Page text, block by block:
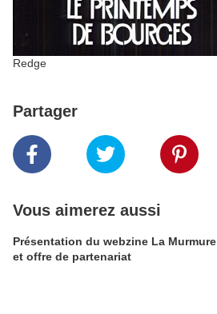
Redge
Partager
Vous aimerez aussi
Présentation du webzine La Murmure
et offre de partenariat